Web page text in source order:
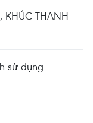
KHÚC THANH
sử dụng